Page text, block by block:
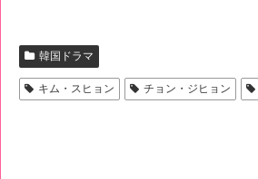
韓国ドラマ
キム・スヒョン チョン・ジヒョン